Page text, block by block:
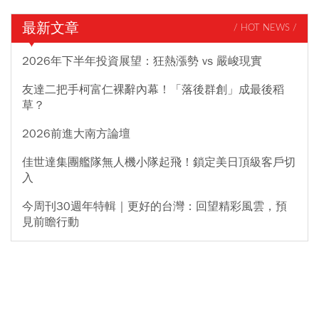
最新文章 / HOT NEWS /
2026年下半年投資展望：狂熱漲勢 vs 嚴峻現實
友達二把手柯富仁裸辭內幕！「落後群創」成最後稻
草？
2026前進大南方論壇
佳世達集團艦隊無人機小隊起飛！鎖定美日頂級客戶切
入
今周刊30週年特輯｜更好的台灣：回望精彩風雲，預
見前瞻行動